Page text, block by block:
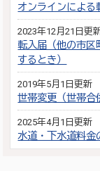
オンラインによる
2023年12月21日更
転入届（他の市区
するとき）
2019年5月1日更新
世帯変更（世帯合
2025年4月1日更新
水道・下水道料金